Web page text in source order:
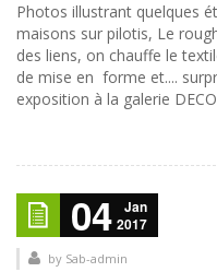
Photos illustrant quelques
maisons sur pilotis, Le
des liens, on chauffe le
de mise en forme et....
exposition à la galerie
04
Jan
2017
by Sab-admin